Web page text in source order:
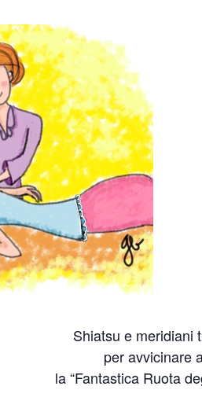
Shiatsu e meridiani
per avvicinare
la “Fantastica Ruota